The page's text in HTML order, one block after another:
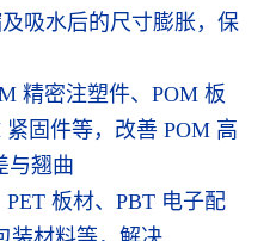
吸水后的尺寸膨胀，保
精密注塑件、POM 板
固件等，改善 POM 高
与翘曲
板材、PBT 电子配